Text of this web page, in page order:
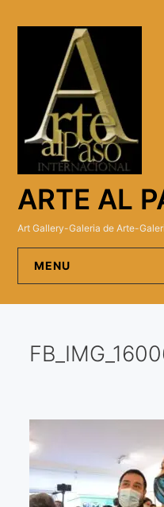
ARTE AL
Art Gallery-Galeria de Arte-
MENU
Artistas
Visitas a los ateliers o
Qué dicen de